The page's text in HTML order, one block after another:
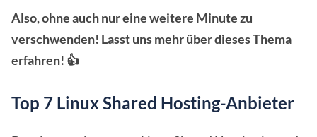
Also, ohne auch nur eine weitere Minute zu
verschwenden! Lasst uns mehr über dieses Thema
erfahren! 👍
Top 7 Linux Shared Hosting-Anbieter